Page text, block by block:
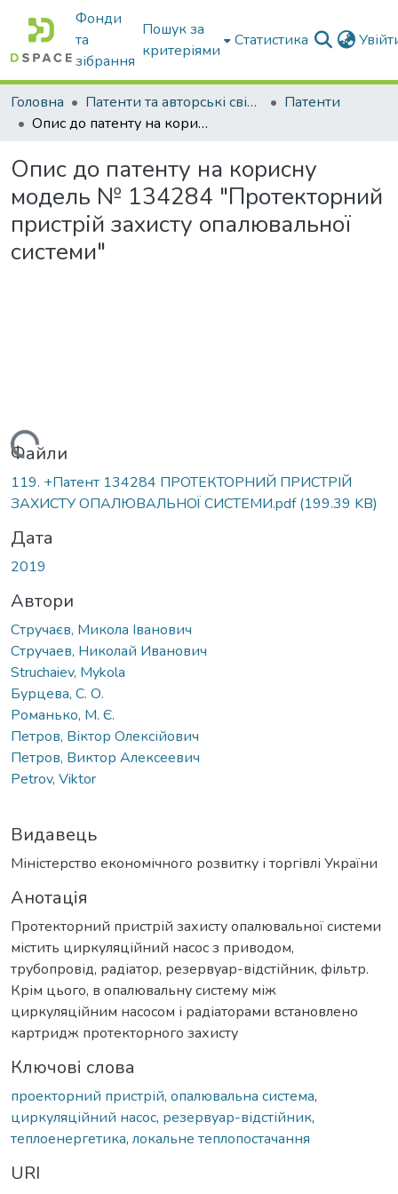
Фонди
та
зібрання
Пошук за
критеріями
Статистика
Головна Патенти та авторські свідоцтва
Патенти
Опис до патенту на корисну модель № 134284 "Протекторний пристрій захисту опалювальної системи"
Опис до патенту на корисну
модель № 134284 "Протекторний
пристрій захисту опалювальної
системи"
Вантажиться...
Файли
119. +Патент 134284 ПРОТЕКТОРНИЙ ПРИСТРІЙ
ЗАХИСТУ ОПАЛЮВАЛЬНОЇ СИСТЕМИ.pdf(199.39 KB)
Дата
2019
Автори
Стручаєв, Микола Іванович
Стручаев, Николай Иванович
Struchaiev, Mykola
Бурцева, С. О.
Романько, М. Є.
Петров, Віктор Олексійович
Петров, Виктор Алексеевич
Petrov, Viktor
Видавець
Міністерство економічного розвитку і торгівлі України
Анотація
Протекторний пристрій захисту опалювальної системи
містить циркуляційний насос з приводом,
трубопровід, радіатор, резервуар-відстійник, фільтр.
Крім цього, в опалювальну систему між
циркуляційним насосом і радіаторами встановлено
картридж протекторного захисту
Ключові слова
проекторний пристрій, опалювальна система,
циркуляційний насос, резервуар-відстійник,
теплоенергетика, локальне теплопостачання
URI